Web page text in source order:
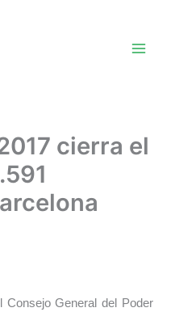
cierra el
General del Poder